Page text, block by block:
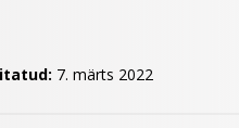
7. märts 2022